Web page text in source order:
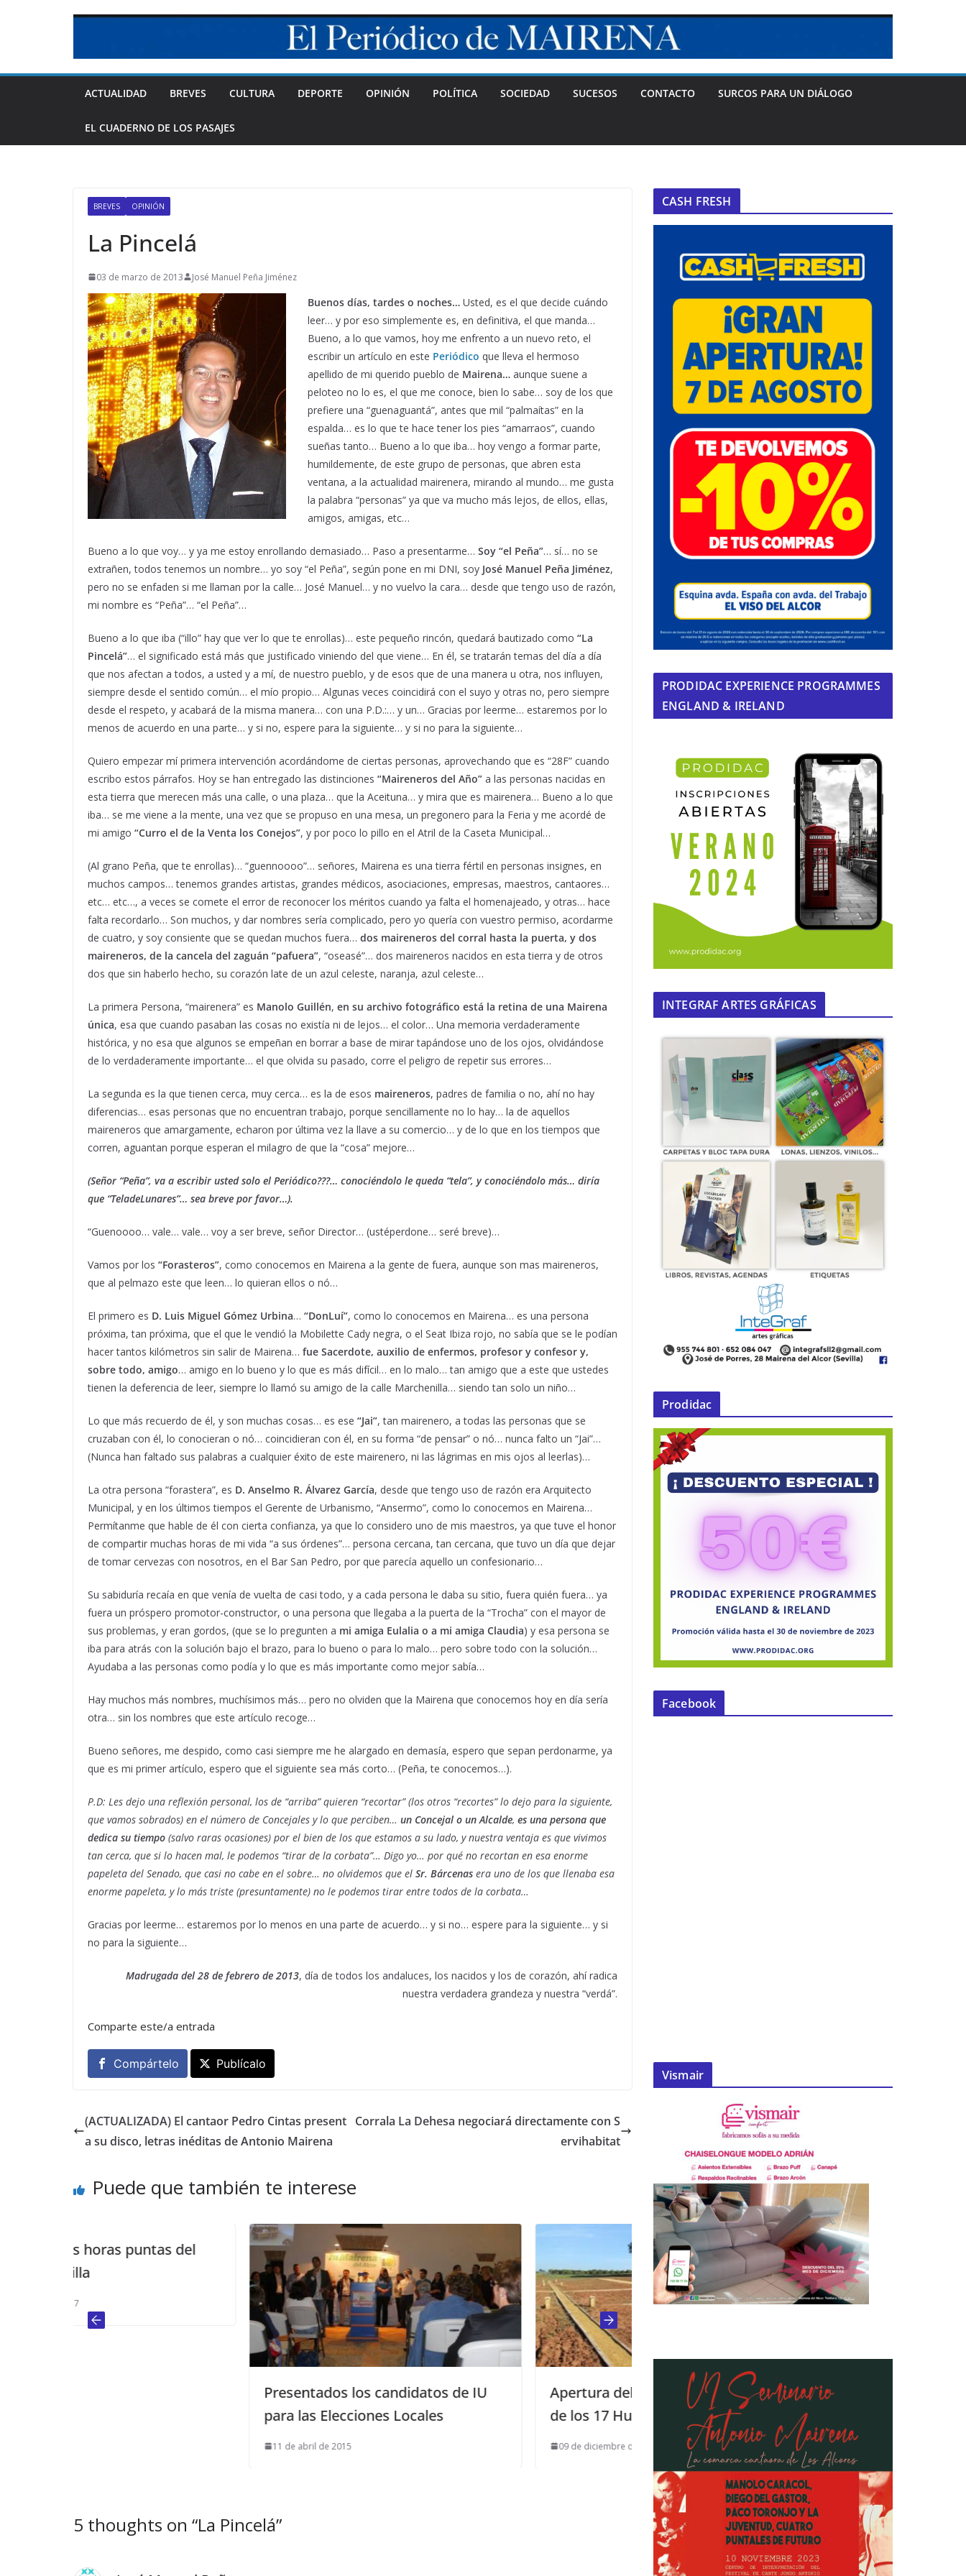
ACTUALIDAD BREVES CULTURA DEPORTE OPINIÓN POLÍTICA SOCIEDAD SUCESOS CONTACTO SURCOS PARA UN DIÁLOGO
EL CUADERNO DE LOS PASAJES
BREVES OPINIÓN
La Pincelá
03 de marzo de 2013 José Manuel Peña Jiménez
Buenos días, tardes o noches… Usted, es el que decide cuándo
leer… y por eso simplemente es, en definitiva, el que manda…
Bueno, a lo que vamos, hoy me enfrento a un nuevo reto, el
escribir un artículo en este Periódico que lleva el hermoso
apellido de mi querido pueblo de Mairena… aunque suene a
peloteo no lo es, el que me conoce, bien lo sabe… soy de los que
prefiere una “guenaguantá”, antes que mil “palmaítas” en la
espalda… es lo que te hace tener los pies “amarraos”, cuando
sueñas tanto… Bueno a lo que iba… hoy vengo a formar parte,
humildemente, de este grupo de personas, que abren esta
ventana, a la actualidad mairenera, mirando al mundo… me gusta
la palabra “personas” ya que va mucho más lejos, de ellos, ellas,
amigos, amigas, etc…
Bueno a lo que voy… y ya me estoy enrollando demasiado… Paso a presentarme… Soy “el Peña”… sí… no se
extrañen, todos tenemos un nombre… yo soy “el Peña”, según pone en mi DNI, soy José Manuel Peña Jiménez,
pero no se enfaden si me llaman por la calle… José Manuel… y no vuelvo la cara… desde que tengo uso de razón,
mi nombre es “Peña”… “el Peña”…
Bueno a lo que iba (“illo” hay que ver lo que te enrollas)… este pequeño rincón, quedará bautizado como “La
Pincelá”… el significado está más que justificado viniendo del que viene… En él, se tratarán temas del día a día
que nos afectan a todos, a usted y a mí, de nuestro pueblo, y de esos que de una manera u otra, nos influyen,
siempre desde el sentido común… el mío propio… Algunas veces coincidirá con el suyo y otras no, pero siempre
desde el respeto, y acabará de la misma manera… con una P.D.:… y un… Gracias por leerme… estaremos por lo
menos de acuerdo en una parte… y si no, espere para la siguiente… y si no para la siguiente…
Quiero empezar mí primera intervención acordándome de ciertas personas, aprovechando que es “28F” cuando
escribo estos párrafos. Hoy se han entregado las distinciones “Maireneros del Año” a las personas nacidas en
esta tierra que merecen más una calle, o una plaza… que la Aceituna… y mira que es mairenera… Bueno a lo que
iba… se me viene a la mente, una vez que se propuso en una mesa, un pregonero para la Feria y me acordé de
mi amigo “Curro el de la Venta los Conejos”, y por poco lo pillo en el Atril de la Caseta Municipal…
(Al grano Peña, que te enrollas)… “guennoooo”… señores, Mairena es una tierra fértil en personas insignes, en
muchos campos… tenemos grandes artistas, grandes médicos, asociaciones, empresas, maestros, cantaores…
etc… etc…, a veces se comete el error de reconocer los méritos cuando ya falta el homenajeado, y otras… hace
falta recordarlo… Son muchos, y dar nombres sería complicado, pero yo quería con vuestro permiso, acordarme
de cuatro, y soy consiente que se quedan muchos fuera… dos maireneros del corral hasta la puerta, y dos
maireneros, de la cancela del zaguán “pafuera”, “oseasé”… dos maireneros nacidos en esta tierra y de otros
dos que sin haberlo hecho, su corazón late de un azul celeste, naranja, azul celeste…
La primera Persona, “mairenera” es Manolo Guillén, en su archivo fotográfico está la retina de una Mairena
única, esa que cuando pasaban las cosas no existía ni de lejos… el color… Una memoria verdaderamente
histórica, y no esa que algunos se empeñan en borrar a base de mirar tapándose uno de los ojos, olvidándose
de lo verdaderamente importante… el que olvida su pasado, corre el peligro de repetir sus errores…
La segunda es la que tienen cerca, muy cerca… es la de esos maireneros, padres de familia o no, ahí no hay
diferencias… esas personas que no encuentran trabajo, porque sencillamente no lo hay… la de aquellos
maireneros que amargamente, echaron por última vez la llave a su comercio… y de lo que en los tiempos que
corren, aguantan porque esperan el milagro de que la “cosa” mejore…
(Señor “Peña”, va a escribir usted solo el Periódico???… conociéndolo le queda “tela”, y conociéndolo más… diría
que “TeladeLunares”… sea breve por favor…).
“Guenoooo… vale… vale… voy a ser breve, señor Director… (ustéperdone… seré breve)…
Vamos por los “Forasteros”, como conocemos en Mairena a la gente de fuera, aunque son mas maireneros,
que al pelmazo este que leen… lo quieran ellos o nó…
El primero es D. Luis Miguel Gómez Urbina… “DonLuí”, como lo conocemos en Mairena… es una persona
próxima, tan próxima, que el que le vendió la Mobilette Cady negra, o el Seat Ibiza rojo, no sabía que se le podían
hacer tantos kilómetros sin salir de Mairena… fue Sacerdote, auxilio de enfermos, profesor y confesor y,
sobre todo, amigo… amigo en lo bueno y lo que es más difícil… en lo malo… tan amigo que a este que ustedes
tienen la deferencia de leer, siempre lo llamó su amigo de la calle Marchenilla… siendo tan solo un niño…
Lo que más recuerdo de él, y son muchas cosas… es ese “Jai”, tan mairenero, a todas las personas que se
cruzaban con él, lo conocieran o nó… coincidieran con él, en su forma “de pensar” o nó… nunca falto un “Jai”…
(Nunca han faltado sus palabras a cualquier éxito de este mairenero, ni las lágrimas en mis ojos al leerlas)…
La otra persona “forastera”, es D. Anselmo R. Álvarez García, desde que tengo uso de razón era Arquitecto
Municipal, y en los últimos tiempos el Gerente de Urbanismo, “Ansermo”, como lo conocemos en Mairena…
Permítanme que hable de él con cierta confianza, ya que lo considero uno de mis maestros, ya que tuve el honor
de compartir muchas horas de mi vida “a sus órdenes”… persona cercana, tan cercana, que tuvo un día que dejar
de tomar cervezas con nosotros, en el Bar San Pedro, por que parecía aquello un confesionario…
Su sabiduría recaía en que venía de vuelta de casi todo, y a cada persona le daba su sitio, fuera quién fuera… ya
fuera un próspero promotor-constructor, o una persona que llegaba a la puerta de la “Trocha” con el mayor de
sus problemas, y eran gordos, (que se lo pregunten a mi amiga Eulalia o a mi amiga Claudia) y esa persona se
iba para atrás con la solución bajo el brazo, para lo bueno o para lo malo… pero sobre todo con la solución…
Ayudaba a las personas como podía y lo que es más importante como mejor sabía…
Hay muchos más nombres, muchísimos más… pero no olviden que la Mairena que conocemos hoy en día sería
otra… sin los nombres que este artículo recoge…
Bueno señores, me despido, como casi siempre me he alargado en demasía, espero que sepan perdonarme, ya
que es mi primer artículo, espero que el siguiente sea más corto… (Peña, te conocemos…).
P.D: Les dejo una reflexión personal, los de “arriba” quieren “recortar” (los otros “recortes” lo dejo para la siguiente,
que vamos sobrados) en el número de Concejales y lo que perciben… un Concejal o un Alcalde, es una persona que
dedica su tiempo (salvo raras ocasiones) por el bien de los que estamos a su lado, y nuestra ventaja es que vivimos
tan cerca, que si lo hacen mal, le podemos “tirar de la corbata”… Digo yo… por qué no recortan en esa enorme
papeleta del Senado, que casi no cabe en el sobre… no olvidemos que el Sr. Bárcenas era uno de los que llenaba esa
enorme papeleta, y lo más triste (presuntamente) no le podemos tirar entre todos de la corbata…
Gracias por leerme… estaremos por lo menos en una parte de acuerdo… y si no… espere para la siguiente… y si
no para la siguiente…
Madrugada del 28 de febrero de 2013, día de todos los andaluces, los nacidos y los de corazón, ahí radica
nuestra verdadera grandeza y nuestra “verdá”.
Comparte este/a entrada
Compártelo Publícalo
(ACTUALIZADA) El cantaor Pedro Cintas present
a su disco, letras inéditas de Antonio Mairena
Corrala La Dehesa negociará directamente con S
ervihabitat
Puede que también te interese
Presentados los candidatos de IU
para las Elecciones Locales
Apertura del plazo para solicitar uno
de los 17 Huertos Sociales
Refuerzo en las horas puntas del
autobús a Sevilla
09 de octubre de 2017
5 thoughts on “La Pincelá”
CASH FRESH
PRODIDAC EXPERIENCE PROGRAMMES
ENGLAND & IRELAND
INTEGRAF ARTES GRÁFICAS
Prodidac
Facebook
Vismair